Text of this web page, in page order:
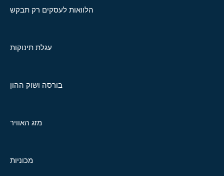
הלוואות לעסקים רק תבקש
עגלת תינוקות
בורסה ושוק ההון
מזג האוויר
מכוניות